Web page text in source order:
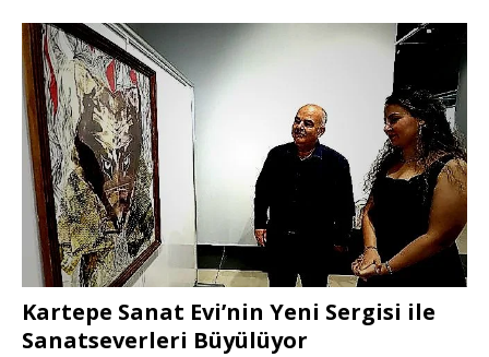
Kartepe Sanat Evi’nin Yeni Sergisi ile
Sanatseverleri Büyülüyor